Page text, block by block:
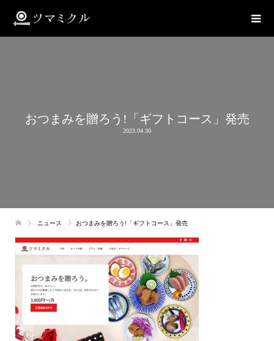
おつまみを贈ろう!「ギフトコース」発売
2023.04.30
ニュース おつまみを贈ろう!「ギフトコース」発売